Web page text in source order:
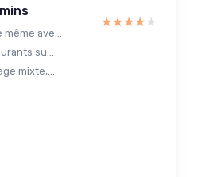
ave...
su...
mixte,...
★★★★★
★★★★★